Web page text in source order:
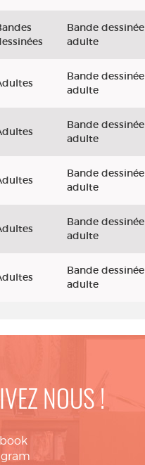
Bande dessinée
adulte
Bande dessinée
adulte
Bande dessinée
adulte
Bande dessinée
adulte
Bande dessinée
adulte
Bande dessinée
adulte
NOUS !